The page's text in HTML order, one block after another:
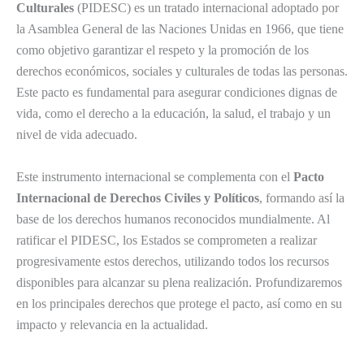
Culturales (PIDESC) es un tratado internacional adoptado por
la Asamblea General de las Naciones Unidas en 1966, que tiene
como objetivo garantizar el respeto y la promoción de los
derechos económicos, sociales y culturales de todas las personas.
Este pacto es fundamental para asegurar condiciones dignas de
vida, como el derecho a la educación, la salud, el trabajo y un
nivel de vida adecuado.
Este instrumento internacional se complementa con el Pacto
Internacional de Derechos Civiles y Políticos, formando así la
base de los derechos humanos reconocidos mundialmente. Al
ratificar el PIDESC, los Estados se comprometen a realizar
progresivamente estos derechos, utilizando todos los recursos
disponibles para alcanzar su plena realización. Profundizaremos
en los principales derechos que protege el pacto, así como en su
impacto y relevancia en la actualidad.